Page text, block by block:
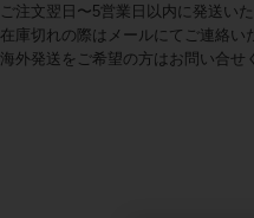
ご注文翌日〜5営業日以内に発送いた
在庫切れの際はメールにてご連絡い
海外発送をご希望の方はお問い合せ